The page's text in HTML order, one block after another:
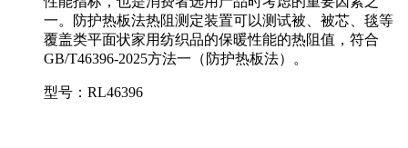
一。防护热板法热阻测定装置可以测试被、被芯、毯等
覆盖类平面状家用纺织品的保暖性能的热阻值，符合
GB/T46396-2025方法一（防护热板法）。
型号：RL46396